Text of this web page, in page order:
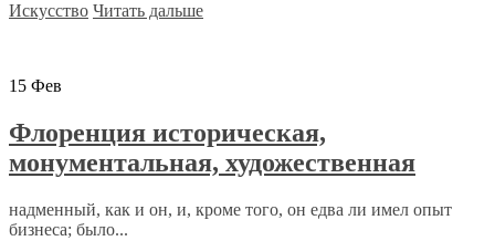
Искусство Читать дальше
15 Фев
Флоренция историческая,
монументальная, художественная
надменный, как и он, и, кроме того, он едва ли имел опыт
бизнеса; было...